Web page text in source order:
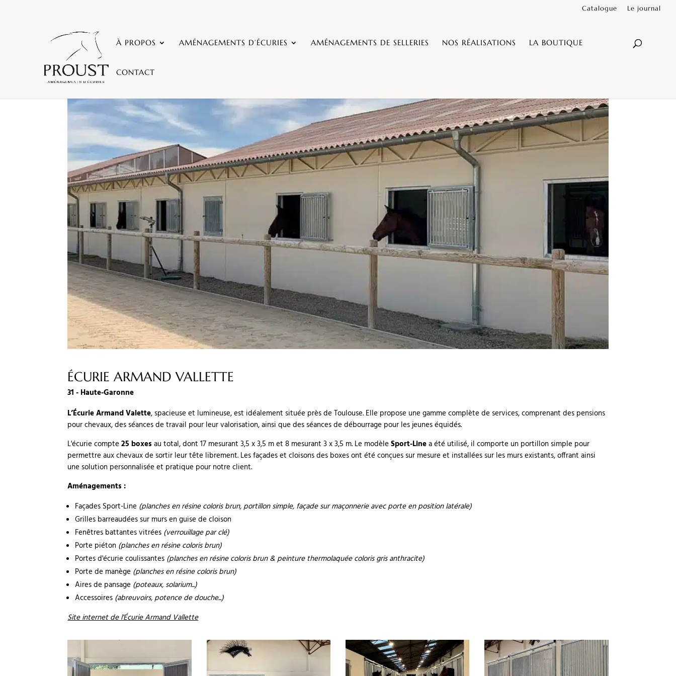
Catalogue Le journal
À PROPOS AMÉNAGEMENTS D’ÉCURIES AMÉNAGEMENTS DE SELLERIES NOS RÉALISATIONS LA BOUTIQUE
CONTACT
ÉCURIE ARMAND VALLETTE
31 - Haute-Garonne
L’Écurie Armand Valette, spacieuse et lumineuse, est idéalement située près de Toulouse. Elle propose une gamme complète de services, comprenant des pensions
pour chevaux, des séances de travail pour leur valorisation, ainsi que des séances de débourrage pour les jeunes équidés.
L'écurie compte25 boxes au total, dont 17 mesurant 3,5 x 3,5 m et 8 mesurant 3 x 3,5 m. Le modèleSport-Linea été utilisé, il comporte un portillon simple pour
permettre aux chevaux de sortir leur tête librement. Les façades et cloisons des boxes ont été conçues sur mesure et installées sur les murs existants, offrant ainsi
une solution personnalisée et pratique pour notre client.
Aménagements :
Façades Sport-Line (planches en résine coloris brun, portillon simple, façade sur maçonnerie avec porte en position latérale)
Grilles barreaudées sur murs en guise de cloison
Fenêtres battantes vitrées (verrouillage par clé)
Porte piéton (planches en résine coloris brun)
Portes d'écurie coulissantes (planches en résine coloris brun & peinture thermolaquée coloris gris anthracite)
Porte de manège (planches en résine coloris brun)
Aires de pansage (poteaux, solarium...)
Accessoires (abreuvoirs, potence de douche...)
Site internet de l'Écurie Armand Vallette